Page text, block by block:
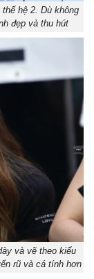
hệ 2. Dù không
đẹp và thu hút
và vẽ theo kiểu
rũ và cá tính hơn